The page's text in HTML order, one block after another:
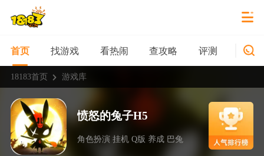
首页 找游戏 看热闹 查攻略 评测 新游
18183首页 游戏库
愤怒的兔子H5
角色扮演 挂机 Q版 养成 巴兔